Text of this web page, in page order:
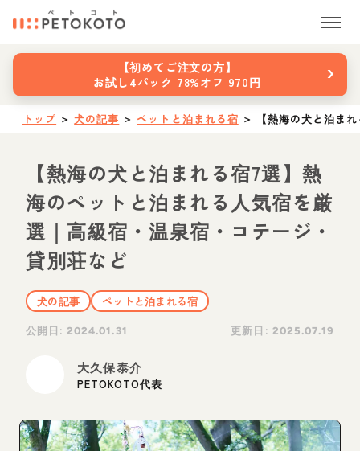
【初めてご注文の方】
お試し4パック 78%オフ 970円
›
トップ ＞ 犬の記事 ＞ ペットと泊まれる宿 ＞ 【熱海の犬と泊ま
【熱海の犬と泊まれる宿7選】熱
海のペットと泊まれる人気宿を厳
選｜高級宿・温泉宿・コテージ・
貸別荘など
犬の記事
ペットと泊まれる宿
公開日:2024.01.31 更新日: 2025.07.19
大久保泰介
PETOKOTO代表